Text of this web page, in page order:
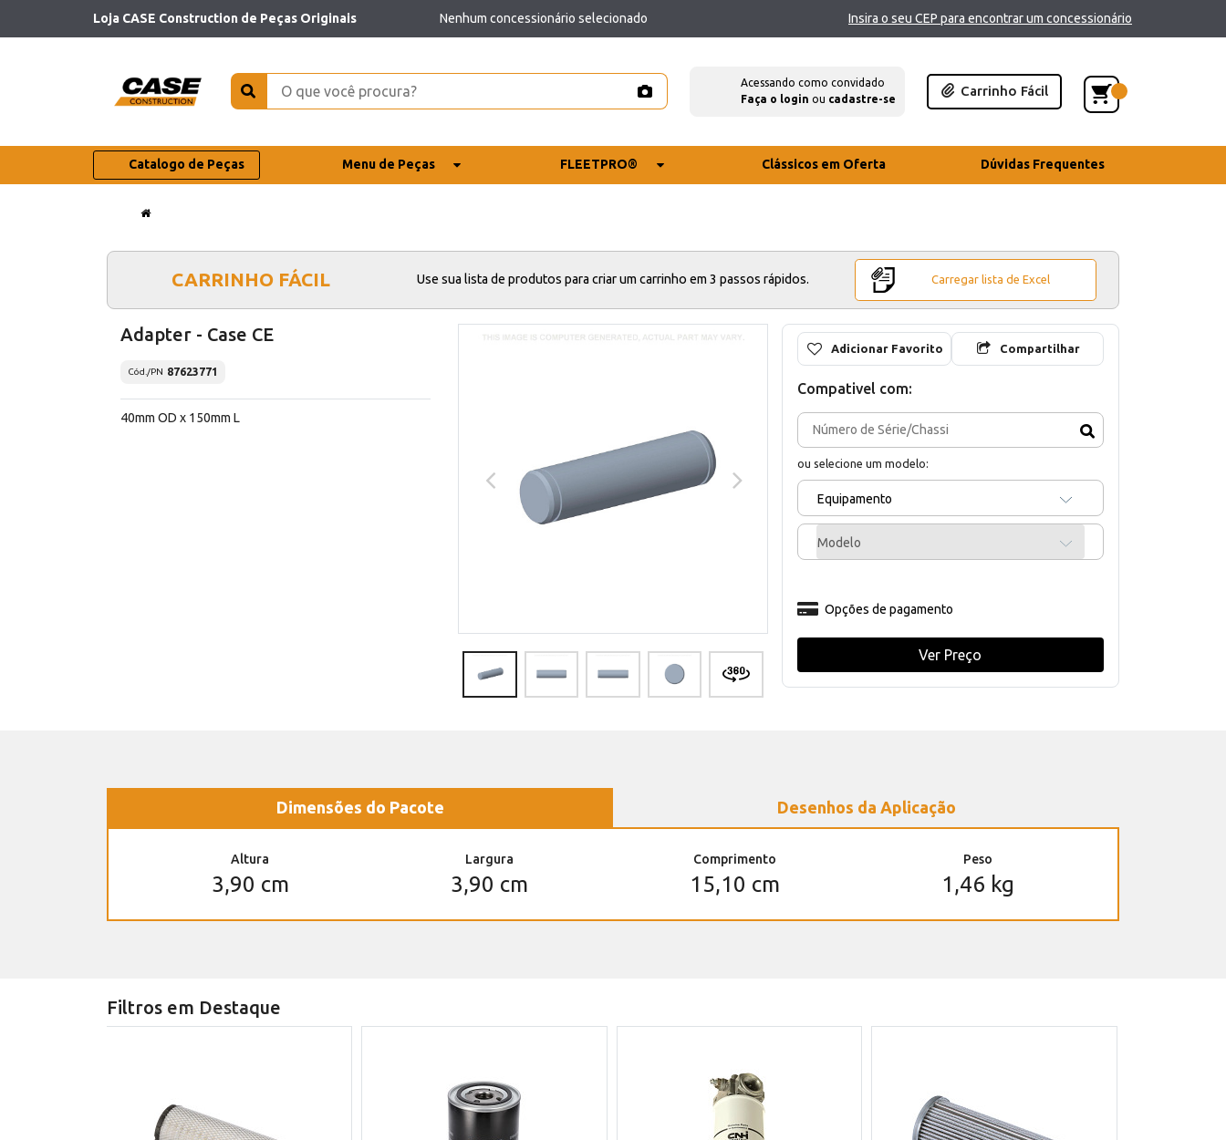
Loja CASE Construction de Peças Originais Nenhum concessionário selecionado Insira o seu CEP para encontrar um concessionário
Acessando como convidado
Faça o login ou cadastre-se
Carrinho Fácil
Catalogo de Peças Menu de Peças FLEETPRO® Clássicos em Oferta Dúvidas Frequentes
CARRINHO FÁCIL Use sua lista de produtos para criar um carrinho em 3 passos rápidos. Carregar lista de Excel
Adapter - Case CE
Cód./PN 87623771
40mm OD x 150mm L
Adicionar Favorito Compartilhar
Compativel com:
ou selecione um modelo:
Equipamento
Modelo
Opções de pagamento
Ver Preço
Dimensões do Pacote Desenhos da Aplicação
Altura
3,90 cm
Largura
3,90 cm
Comprimento
15,10 cm
Peso
1,46 kg
Filtros em Destaque